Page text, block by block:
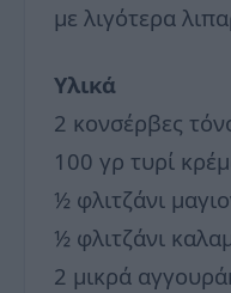
με λιγότερα
Υλικά
2 κονσέρβες
100 γρ τυρί
½ φλιτζάνι
½ φλιτζάνι
2 μικρά